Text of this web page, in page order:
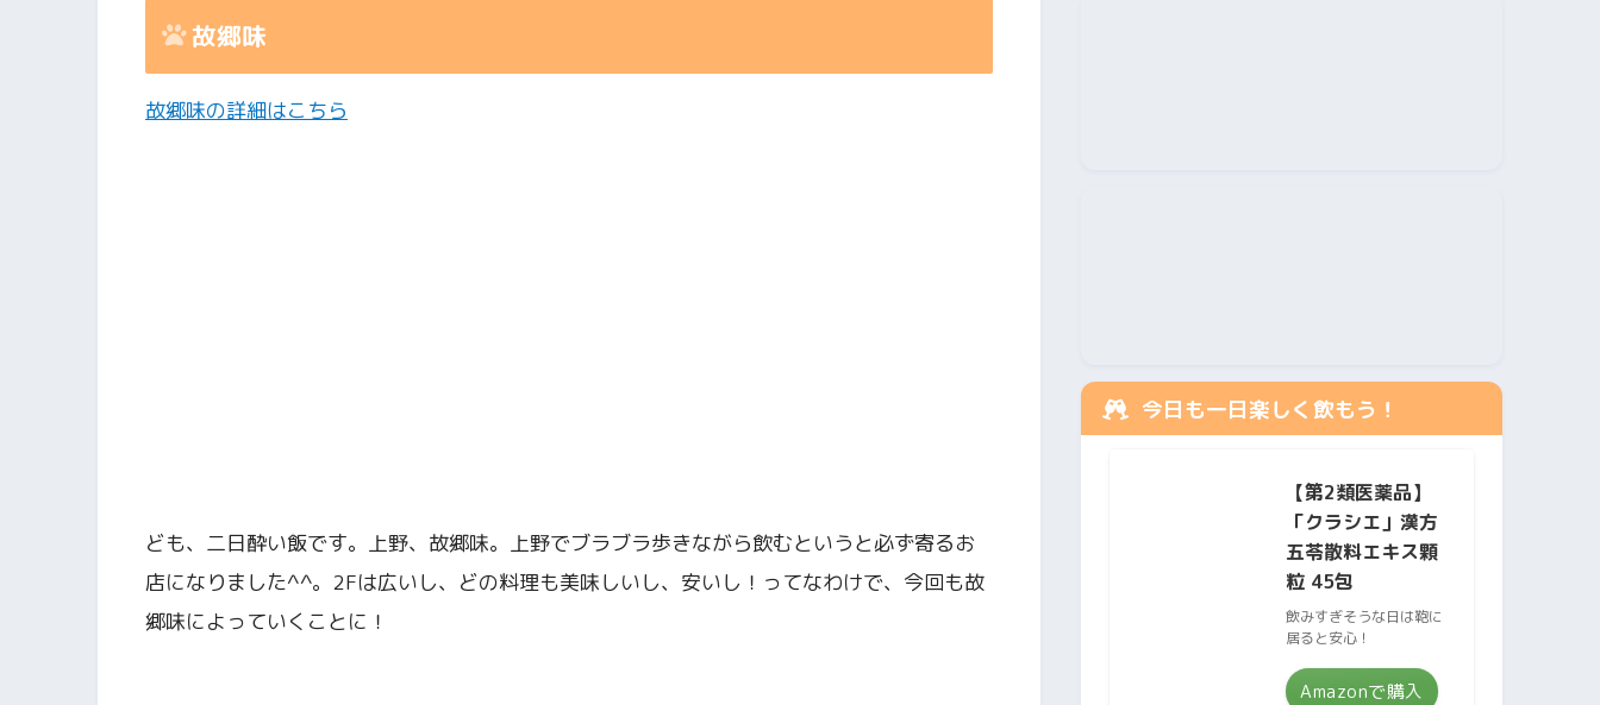
故郷味
故郷味の詳細はこちら
ども、二日酔い飯です。上野、故郷味。上野でブラブラ歩きながら飲むというと必ず寄るお
店になりました^^。2Fは広いし、どの料理も美味しいし、安いし！ってなわけで、今回も故
郷味によっていくことに！
今日も一日楽しく飲もう！
【第2類医薬品】
「クラシエ」漢方
五苓散料エキス顆
粒 45包
飲みすぎそうな日は鞄に
居ると安心！
Amazonで購入